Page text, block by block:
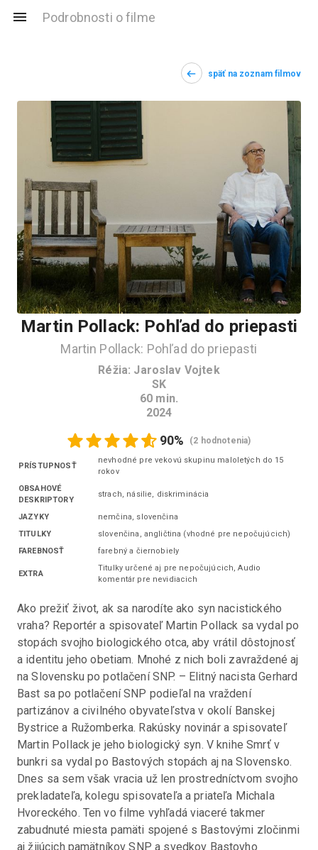
Podrobnosti o filme
späť na zoznam filmov
Martin Pollack: Pohľad do priepasti
Martin Pollack: Pohľad do priepasti
Réžia: Jaroslav Vojtek
SK
60 min.
2024
90% (2 hodnotenia)
PRÍSTUPNOSŤ
nevhodné pre vekovú skupinu maloletých do 15
rokov
OBSAHOVÉ
DESKRIPTORY
strach, násilie, diskriminácia
JAZYKY
nemčina, slovenčina
TITULKY
slovenčina , angličtina (vhodné pre nepočujúcich)
FAREBNOSŤ
farebný a čiernobiely
EXTRA
Titulky určené aj pre nepočujúcich, Audio
komentár pre nevidiacich
Ako prežiť život, ak sa narodíte ako syn nacistického
vraha? Reportér a spisovateľ Martin Pollack sa vydal po
stopách svojho biologického otca, aby vrátil dôstojnosť
a identitu jeho obetiam. Mnohé z nich boli zavraždené aj
na Slovensku po potlačení SNP. – Elitný nacista Gerhard
Bast sa po potlačení SNP podieľal na vraždení
partizánov a civilného obyvateľstva v okolí Banskej
Bystrice a Ružomberka. Rakúsky novinár a spisovateľ
Martin Pollack je jeho biologický syn. V knihe Smrť v
bunkri sa vydal po Bastových stopách aj na Slovensko.
Dnes sa sem však vracia už len prostredníctvom svojho
prekladateľa, kolegu spisovateľa a priateľa Michala
Hvoreckého. Ten vo filme vyhľadá viaceré takmer
zabudnuté miesta pamäti spojené s Bastovými zločinmi
aj žijúcich pamätníkov SNP a svedkov Bastovho